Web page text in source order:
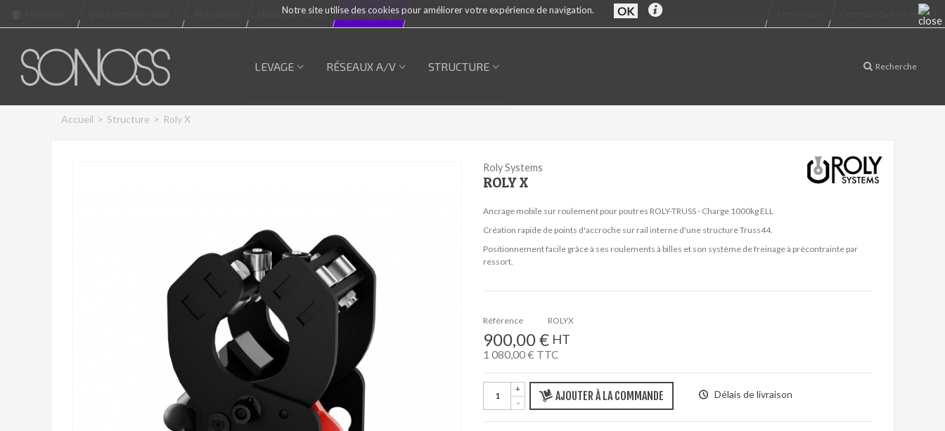
Nous contacter Destockage Commandez en ligne !
Notre site utilise des cookies pour améliorer votre expérience de navigation.
LEVAGE RÉSEAUX A/V STRUCTURE Recherche
Accueil > Structure > Roly X
Roly Systems
ROLY X
Ancrage mobile sur roulement pour poutres ROLY-TRUSS - Charge 1000kg ELL
Création rapide de points d'accroche sur rail interne d'une structure Truss44.
Positionnement facile grâce à ses roulements à billes et son système de freinage à précontrainte par
ressort.
Référence ROLYX
900,00 € HT
1 080,00 € TTC
-
+
AJOUTER À LA COMMANDE Délais de livraison